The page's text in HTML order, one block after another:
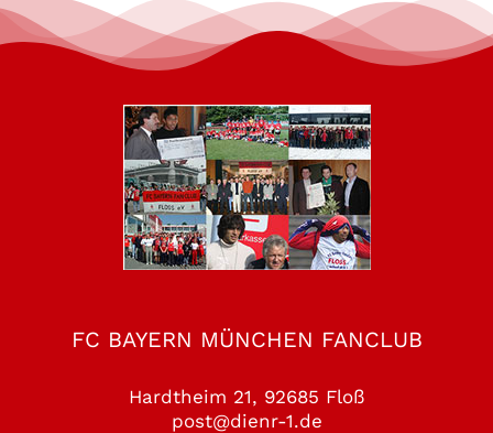
FC BAYERN MÜNCHEN FANCLUB
Hardtheim 21, 92685 Floß
post@dienr-1.de